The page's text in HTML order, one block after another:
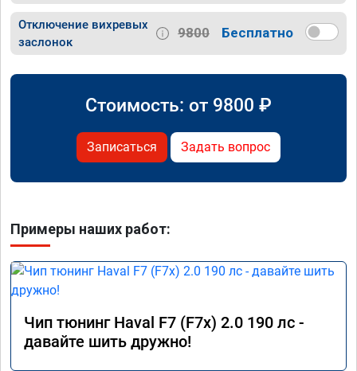
Отключение вихревых
заслонок
9800 Бесплатно
Стоимость: от 9800 ₽
Записаться Задать вопрос
Примеры наших работ:
Чип тюнинг Haval F7 (F7x) 2.0 190 лс -
давайте шить дружно!